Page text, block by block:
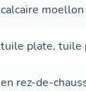
calcaire moellon
tuile plate,tuile
en rez-de-